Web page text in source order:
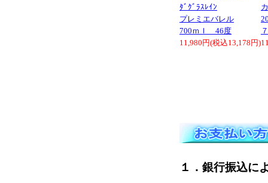
ﾀﾞｸﾞﾗｽﾚｲﾝ
プレミエバレル
700ｍｌ 46度
11,980円(税込13,178円)
１．銀行振込に